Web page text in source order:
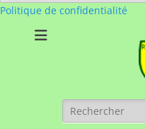
Politique de confidentialité
Rechercher :